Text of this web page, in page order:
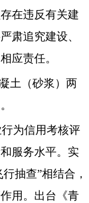
在违反有关建
肃追究建设、
应责任。
土（砂浆）两
为信用考核评
服务水平。实
抽查”相结合，
用。出台《青